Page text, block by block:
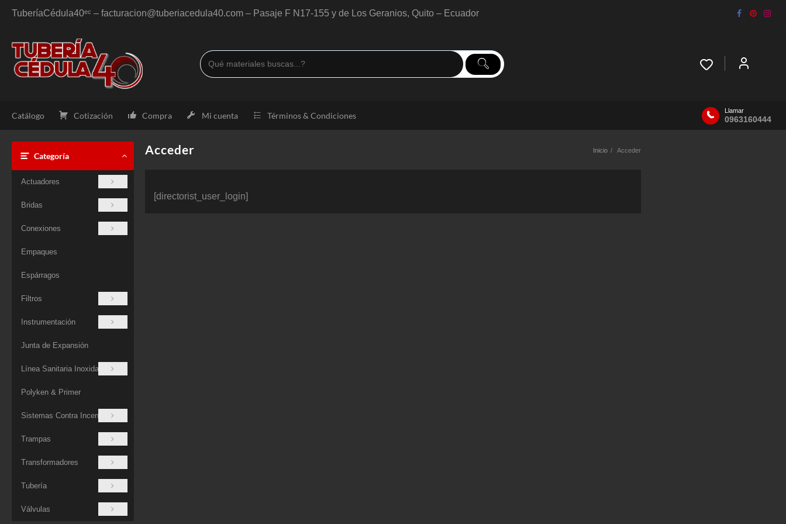
TuberíaCédula40ᵉᶜ – facturacion@tuberiacedula40.com – Pasaje F N17-155 y de Los Geranios, Quito – Ecuador
Catálogo Cotización Compra Mi cuenta Términos & Condiciones
Llamar
0963160444
Categoría
Actuadores
Bridas
Conexiones
Empaques
Espárragos
Filtros
Instrumentación
Junta de Expansión
Línea Sanitaria Inoxidable
Polyken & Primer
Sistemas Contra Incendios
Trampas
Transformadores
Tubería
Válvulas
Acceder Inicio Acceder
[directorist_user_login]